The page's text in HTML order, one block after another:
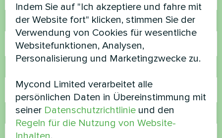
Rufnummer
Kommentar
Indem Sie auf "Ich akzeptiere und fahre mit
der Website fort" klicken, stimmen Sie der
Verwendung von Cookies für wesentliche
Websitefunktionen, Analysen,
Personalisierung und Marketingzwecke zu.
Mycond Limited verarbeitet alle
persönlichen Daten in Übereinstimmung mit
seiner Datenschutzrichtlinie und den
Regeln für die Nutzung von Website-